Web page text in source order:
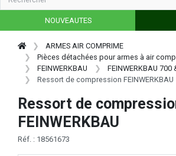
NOUVEAUTES
ARMES AIR COMPRIME
Pièces détachées pour armes à air
FEINWERKBAU
FEINWERKBAU 700
Ressort de compression FEINWERKBAU
Ressort de
FEINWERKBAU
Réf. : 18561673